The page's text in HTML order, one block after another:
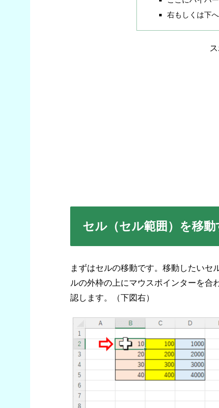
右もしくは下
セル（セル範囲）を移動
まずはセルの移動です。移動したいセ
ルの外枠の上にマウスポインターを合
認します。（下図右）